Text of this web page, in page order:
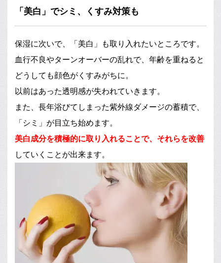
「美白」でシミ、くすみ対策も
保湿に次いで、「美白」も取り入れたいところです。
血行不良やターンオーバーの乱れで、年齢を重ねると
どうしても顔色がくすみがちに。
以前はあった透明感が失われていきます。
また、長年浴びてしまった紫外線ダメージの蓄積で、
「シミ」が目立ち始めます。
美白成分を積極的に取り入れることで、それらを改善
していくことが出来ます。